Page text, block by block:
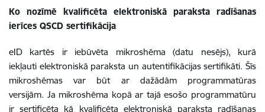
Ko nozīmē kvalificēta elektroniskā paraksta radīšanas
ierīces QSCD sertifikācija
eID kartēs ir iebūvēta mikroshēma (datu nesējs), kurā
iekļauti elektroniskā paraksta un autentifikācijas sertifikāti. Šīs
mikroshēmas var būt ar dažādām programmatūras
versijām. Ja mikroshēma kopā ar tajā esošo programmatūru
ir sertificēta kā kvalificēta elektroniskā paraksta radīšanas